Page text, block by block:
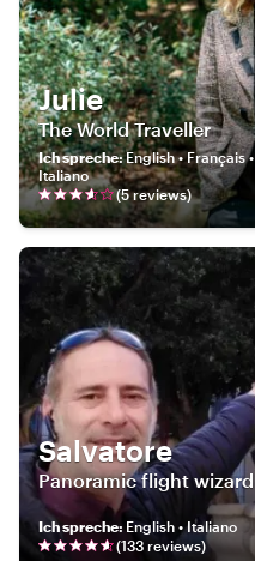
Julie
The World Traveller
Ich spreche:English • Français •
Italiano
(5reviews)
Salvatore
Panoramic flight wizard
Ich spreche: English • Italiano
(133 reviews)